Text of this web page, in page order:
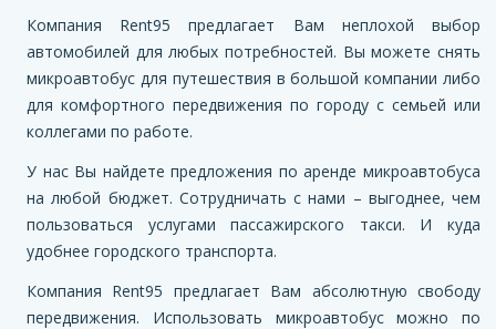
Компания Rent95 предлагает Вам неплохой выбор
автомобилей для любых потребностей. Вы можете снять
микроавтобус для путешествия в большой компании либо
для комфортного передвижения по городу с семьей или
коллегами по работе.
У нас Вы найдете предложения по аренде микроавтобуса
на любой бюджет. Сотрудничать с нами – выгоднее, чем
пользоваться услугами пассажирского такси. И куда
удобнее городского транспорта.
Компания Rent95 предлагает Вам абсолютную свободу
передвижения. Использовать микроавтобус можно по